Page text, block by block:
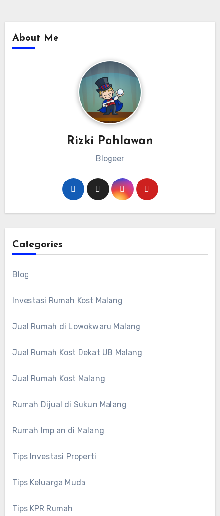
About Me
Rizki Pahlawan
Blogeer
Categories
Blog
Investasi Rumah Kost Malang
Jual Rumah di Lowokwaru Malang
Jual Rumah Kost Dekat UB Malang
Jual Rumah Kost Malang
Rumah Dijual di Sukun Malang
Rumah Impian di Malang
Tips Investasi Properti
Tips Keluarga Muda
Tips KPR Rumah